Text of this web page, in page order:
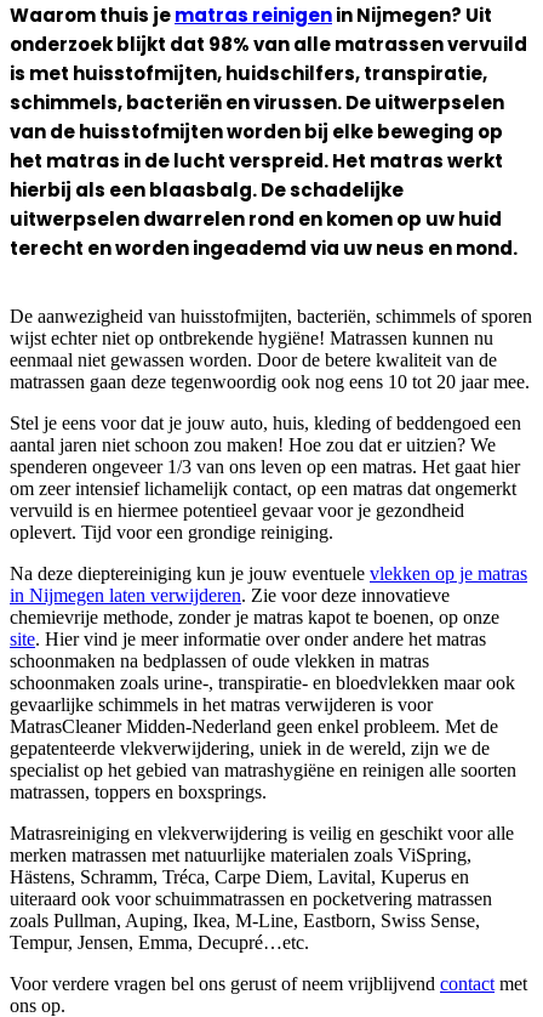
Waarom thuis jematras reinigenin Nijmegen? Uit
onderzoek blijkt dat 98% van alle matrassen vervuild
is met huisstofmijten, huidschilfers, transpiratie,
schimmels, bacteriën en virussen. De uitwerpselen
van de huisstofmijten worden bij elke beweging op
het matras in de lucht verspreid. Het matras werkt
hierbij als een blaasbalg. De schadelijke
uitwerpselen dwarrelen rond en komen op uw huid
terecht en worden ingeademd via uw neus en mond.
De aanwezigheid van huisstofmijten, bacteriën, schimmels of sporen
wijst echter niet op ontbrekende hygiëne! Matrassen kunnen nu
eenmaal niet gewassen worden. Door de betere kwaliteit van de
matrassen gaan deze tegenwoordig ook nog eens 10 tot 20 jaar mee.
Stel je eens voor dat je jouw auto, huis, kleding of beddengoed een
aantal jaren niet schoon zou maken! Hoe zou dat er uitzien? We
spenderen ongeveer 1/3 van ons leven op een matras. Het gaat hier
om zeer intensief lichamelijk contact, op een matras dat ongemerkt
vervuild is en hiermee potentieel gevaar voor je gezondheid
oplevert. Tijd voor een grondige reiniging.
Na deze dieptereiniging kun je jouw eventuele vlekken op je matras
in Nijmegen laten verwijderen. Zie voor deze innovatieve
chemievrije methode, zonder je matras kapot te boenen, op onze
site. Hier vind je meer informatie over onder andere het matras
schoonmaken na bedplassen of oude vlekken in matras
schoonmaken zoals urine-, transpiratie- en bloedvlekken maar ook
gevaarlijke schimmels in het matras verwijderen is voor
MatrasCleaner Midden-Nederland geen enkel probleem. Met de
gepatenteerde vlekverwijdering, uniek in de wereld, zijn we de
specialist op het gebied van matrashygiëne en reinigen alle soorten
matrassen, toppers en boxsprings.
Matrasreiniging en vlekverwijdering is veilig en geschikt voor alle
merken matrassen met natuurlijke materialen zoals ViSpring,
Hästens, Schramm, Tréca, Carpe Diem, Lavital, Kuperus en
uiteraard ook voor schuimmatrassen en pocketvering matrassen
zoals Pullman, Auping, Ikea, M-Line, Eastborn, Swiss Sense,
Tempur, Jensen, Emma, Decupré…etc.
Voor verdere vragen bel ons gerust of neem vrijblijvend contact met
ons op.